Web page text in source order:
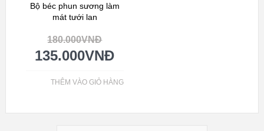
Bộ béc phun sương làm
mát tưới lan
180.000VNĐ
135.000VNĐ
THÊM VÀO GIỎ HÀNG